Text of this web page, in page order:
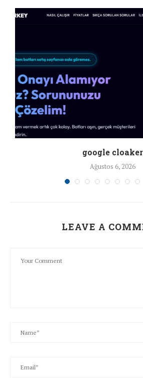
google cloaker
Ağustos 6, 2026
LEAVE A